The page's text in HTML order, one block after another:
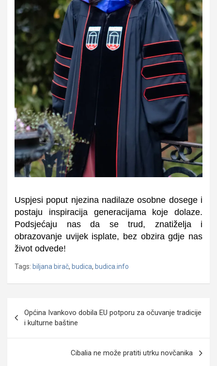
Uspjesi poput njezina nadilaze osobne dosege i
postaju inspiracija generacijama koje dolaze.
Podsjećaju nas da se trud, znatiželja i
obrazovanje uvijek isplate, bez obzira gdje nas
život odvede!
Tags: biljana birač, budica, budica.info
objava
Općina Ivankovo dobila EU potporu za očuvanje tradicije
i kulturne baštine
Cibalia ne može pratiti utrku novčanika